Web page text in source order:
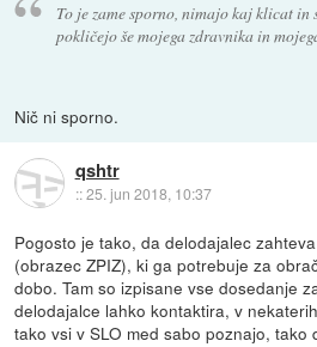
To je zame sporno, nimajo kaj klicat in
pokličejo še mojega zdravnika in
Nič ni sporno.
qshtr
::25. jun 2018, 10:37
Pogosto je tako, da delodajalec
(obrazec ZPIZ), ki ga potrebuje za
dobo. Tam so izpisane vse dosedanje
delodajalce lahko kontaktira, v
tako vsi v SLO med sabo poznajo, tako